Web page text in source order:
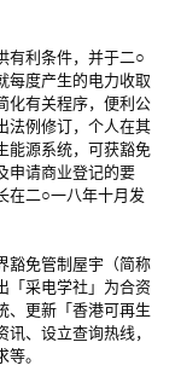
利条件，并于二○
每度产生的电力收取
化有关程序，便利公
法例修订，个人在其
能源系统，可获豁免
申请商业登记的要
在二○一八年十月发
免管制屋宇（简称
「采电学社」为合资
、更新「香港可再生
、设立查询热线，
。